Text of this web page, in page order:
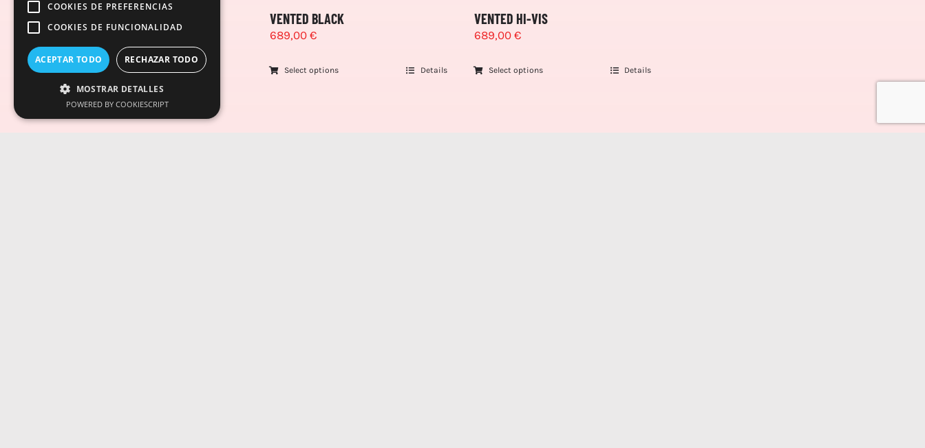
VENTED BLACK
689,00 €
Select options Details
VENTED HI-VIS
689,00 €
Select options Details
COOKIES DE PREFERENCIAS
COOKIES DE FUNCIONALIDAD
ACEPTAR TODO RECHAZAR TODO
MOSTRAR DETALLES
POWERED BY COOKIESCRIPT